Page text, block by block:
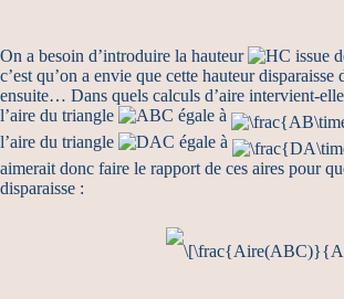
On a besoin d’introduire la hauteur issue
c’est qu’on a envie que cette hauteur disparaisse
ensuite… Dans quels calculs d’aire intervient-
l’aire du triangle
égale à
l’aire du triangle
égale à
aimerait donc faire le rapport de ces aires pour
disparaisse :